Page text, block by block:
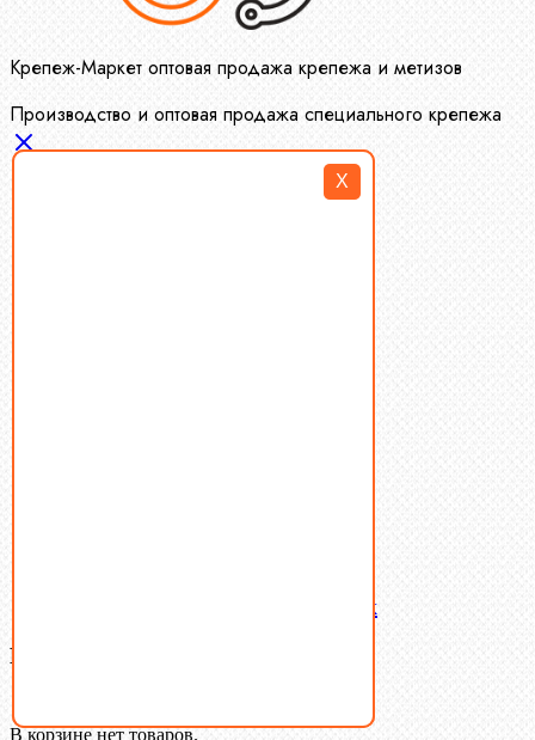
X
Крепеж-Маркет оптовая продажа крепежа и метизов
Производство и оптовая продажа специального крепежа
Латунный и бронзовый крепеж
Ваша корзина
В корзине нет товаров.